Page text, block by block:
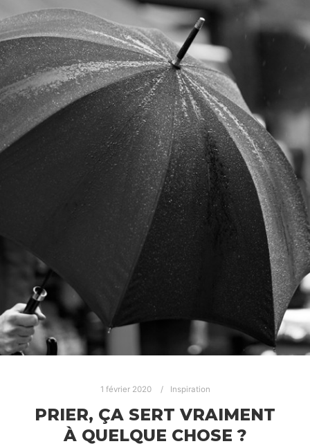
1 février 2020 Inspiration
PRIER, ÇA SERT VRAIMENT
À QUELQUE CHOSE ?